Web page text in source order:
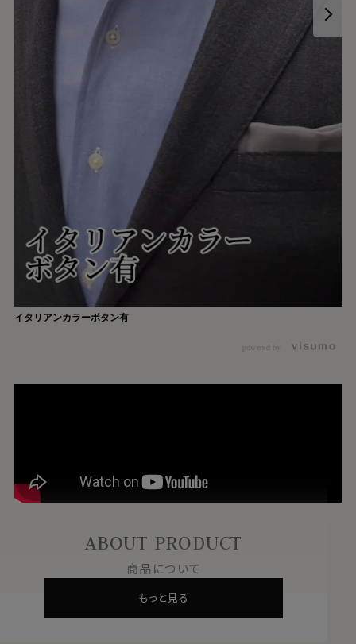
イタリアンカラーボタン有
powered by
ABOUT PRODUCT
商品について
もっと見る